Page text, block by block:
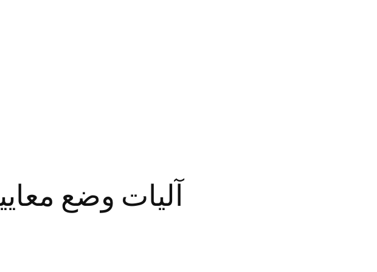
آليات وضع